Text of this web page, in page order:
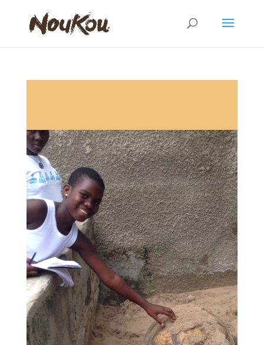
Mission divertissement : Tous au zoo ! (avril/mai2014)